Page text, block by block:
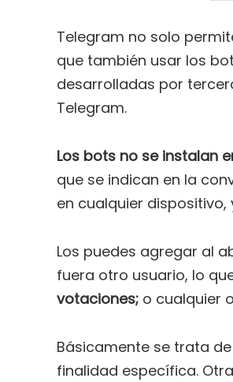
Telegram no solo
que también usar los
desarrolladas por
Telegram.
Los bots no se instalan
que se indican en la
en cualquier
Los puedes agregar al
fuera otro usuario, lo
votaciones; o cualquier
Básicamente se trata
finalidad específica.